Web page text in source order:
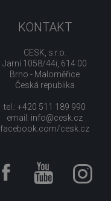
KONTAKT
CESK, s.r.o.
Jarní 1058/44i, 614 00
Brno - Maloměřice
Česká republika
tel.: +420 511 189 990
email: info@cesk.cz
facebook.com/cesk.cz